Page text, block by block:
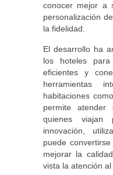
conocer mejor a
personalización
la fidelidad.
El desarrollo ha
los hoteles
eficientes y
herramientas
habitaciones
permite atender
quienes
innovación,
puede
mejorar la
vista la atención al